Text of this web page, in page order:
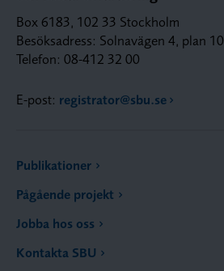
Box 6183, 102 33 Stockholm
Besöksadress: Solnavägen 4, plan 10
Telefon: 08-412 32 00
E-post: registrator@sbu.se
Publikationer
Pågående projekt
Jobba hos oss
Kontakta SBU